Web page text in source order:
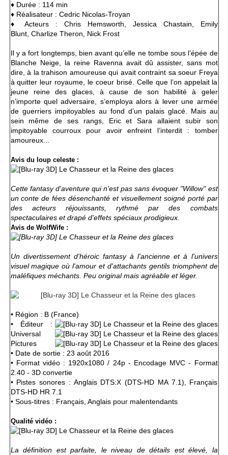
♦ Durée : 114 min
♦ Réalisateur : Cedric Nicolas-Troyan
♦ Acteurs : Chris Hemsworth, Jessica Chastain, Emily
Blunt, Charlize Theron, Nick Frost
Il y a fort longtemps, bien avant qu’elle ne tombe sous l’épée de
Blanche Neige, la reine Ravenna avait dû assister, sans mot
dire, à la trahison amoureuse qui avait contraint sa soeur Freya
à quitter leur royaume, le coeur brisé. Celle que l’on appelait la
jeune reine des glaces, à cause de son habilité à geler
n’importe quel adversaire, s’employa alors à lever une armée
de guerriers impitoyables au fond d’un palais glacé. Mais au
sein même de ses rangs, Eric et Sara allaient subir son
impitoyable courroux pour avoir enfreint l’interdit : tomber
amoureux...
Avis du loup celeste :
Cette fantasy d'aventure qui n'est pas sans évoquer "Willow" est
un conte de fées désenchanté et visuellement soigné porté par
des acteurs réjouissants, rythmé par des combats
spectaculaires et drapéd'effets spéciaux prodigieux.
Avis de WolfWife :
Un divertissement d'héroic fantasy à l'ancienne et à l'univers
visuel magique où l'amour et d'attachants gentils triomphent de
maléfiques méchants. Peu original mais agréable et léger.
• Région : B (France)
• Éditeur :
Universal
Pictures
• Date de sortie : 23 août 2016
• Format vidéo : 1920x1080 / 24p - Encodage MVC - Format
2.40 - 3D convertie
• Pistes sonores : Anglais DTS:X (DTS-HD MA 7.1), Français
DTS-HD HR 7.1
• Sous-titres : Français, Anglais pour malentendants
Qualité vidéo :
La définition est parfaite, le niveau de détails est élevé, la